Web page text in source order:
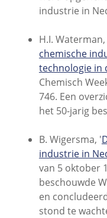
industrie in
H.I. Waterman,
chemische
technologie in
Chemisch
746. Een
het 50-jarig
B. Wigersma, '
industrie in
van 5 oktober
beschouwde
en
stond te